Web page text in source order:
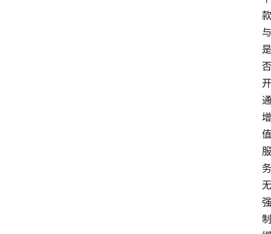
款
与
是
否
开
通
增
值
服
务
无
强
制